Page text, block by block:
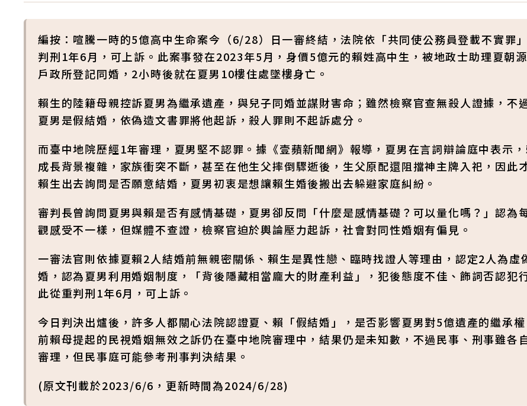
編按：喧騰一時的5億高中生命案今（6/28）日一審終結，法院依「共同使公務員登載不實罪
判刑1年6月，可上訴。此案事發在2023年5月，身價5億元的賴姓高中生，被地政士助理夏朝
戶政所登記同婚，2小時後就在夏男10樓住處墜樓身亡。
賴生的陸籍母親控訴夏男為繼承遺產，與兒子同婚並謀財害命；雖然檢察官查無殺人證據，不
夏男是假結婚，依偽造文書罪將他起訴，殺人罪則不起訴處分。
而臺中地院歷經1年審理，夏男堅不認罪。據《壹蘋新聞網》報導，夏男在言詞辯論庭中表示，
成長背景複雜，家族衝突不斷，甚至在他生父摔倒驟逝後，生父原配還阻擋神主牌入祀，因此
賴生出去詢問是否願意結婚，夏男初衷是想讓賴生婚後搬出去躲避家庭糾紛。
審判長曾詢問夏男與賴是否有感情基礎，夏男卻反問「什麼是感情基礎？可以量化嗎？」認為
觀感受不一樣，但媒體不查證，檢察官迫於輿論壓力起訴，社會對同性婚姻有偏見。
一審法官則依據夏賴2人結婚前無親密關係、賴生是異性戀、臨時找證人等理由，認定2人為虛
婚，認為夏男利用婚姻制度，「背後隱藏相當龐大的財產利益」，犯後態度不佳、飾詞否認犯
此從重判刑1年6月，可上訴。
今日判決出爐後，許多人都關心法院認證夏、賴「假結婚」，是否影響夏男對5億遺產的繼承權
前賴母提起的民視婚姻無效之訴仍在臺中地院審理中，結果仍是未知數，不過民事、刑事雖各
審理，但民事庭可能參考刑事判決結果。
(原文刊載於2023/6/6，更新時間為2024/6/28)